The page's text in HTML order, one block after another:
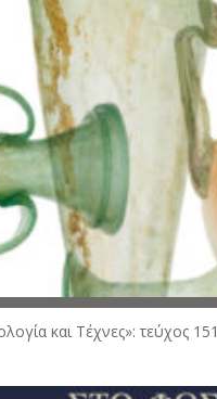
και Τέχνες»: τεύχος 151